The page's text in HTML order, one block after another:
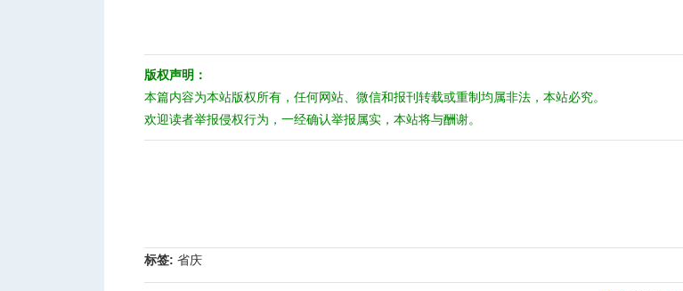
版权声明：
本篇内容为本站版权所有，任何网站、微信和报刊转载或重制均属非法，本站必究。
欢迎读者举报侵权行为，一经确认举报属实，本站将与酬谢。
标签: 省庆